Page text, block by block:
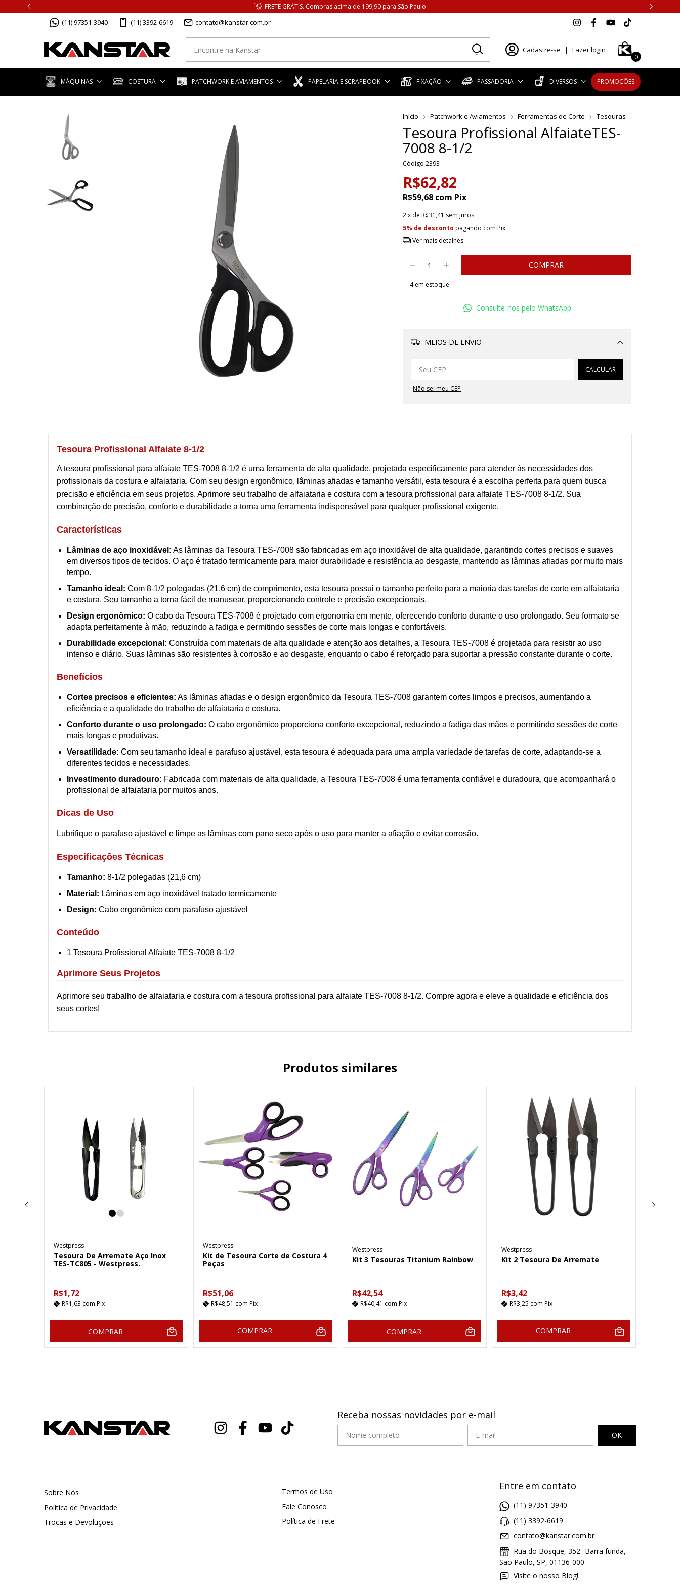
FRETE GRÁTIS. Compras acima de 199,90 para São Paulo
(11) 97351-3940 (11) 3392-6619 contato@kanstar.com.br
Cadastre-se | Fazer login
0
MÁQUINAS COSTURA PATCHWORK E AVIAMENTOS PAPELARIA E SCRAPBOOK FIXAÇÃO PASSADORIA DIVERSOS PROMOÇÕES
Início Patchwork e Aviamentos Ferramentas de Corte Tesouras
Tesoura Profissional AlfaiateTES-
7008 8-1/2
Código 2393
R$62,82
R$59,68 com Pix
2x de R$31,41 sem juros
5% de desconto pagando com Pix
Ver mais detalhes
4em estoque
Consulte-nos pelo WhatsApp
MEIOS DE ENVIO
Alterar CEP
CALCULAR
Não sei meu CEP
Tesoura Profissional Alfaiate 8-1/2
A tesoura profissional para alfaiate TES-7008 8-1/2 é uma ferramenta de alta qualidade, projetada especificamente para atender às necessidades dos
profissionais da costura e alfaiataria. Com seu design ergonômico, lâminas afiadas e tamanho versátil, esta tesoura é a escolha perfeita para quem busca
precisão e eficiência em seus projetos. Aprimore seu trabalho de alfaiataria e costura com a tesoura profissional para alfaiate TES-7008 8-1/2. Sua
combinação de precisão, conforto e durabilidade a torna uma ferramenta indispensável para qualquer profissional exigente.
Características
Lâminas de aço inoxidável: As lâminas da Tesoura TES-7008 são fabricadas em aço inoxidável de alta qualidade, garantindo cortes precisos e suaves
em diversos tipos de tecidos. O aço é tratado termicamente para maior durabilidade e resistência ao desgaste, mantendo as lâminas afiadas por muito mais
tempo.
Tamanho ideal: Com 8-1/2 polegadas (21,6 cm) de comprimento, esta tesoura possui o tamanho perfeito para a maioria das tarefas de corte em alfaiataria
e costura. Seu tamanho a torna fácil de manusear, proporcionando controle e precisão excepcionais.
Design ergonômico: O cabo da Tesoura TES-7008 é projetado com ergonomia em mente, oferecendo conforto durante o uso prolongado. Seu formato se
adapta perfeitamente à mão, reduzindo a fadiga e permitindo sessões de corte mais longas e confortáveis.
Durabilidade excepcional: Construída com materiais de alta qualidade e atenção aos detalhes, a Tesoura TES-7008 é projetada para resistir ao uso
intenso e diário. Suas lâminas são resistentes à corrosão e ao desgaste, enquanto o cabo é reforçado para suportar a pressão constante durante o corte.
Benefícios
Cortes precisos e eficientes: As lâminas afiadas e o design ergonômico da Tesoura TES-7008 garantem cortes limpos e precisos, aumentando a
eficiência e a qualidade do trabalho de alfaiataria e costura.
Conforto durante o uso prolongado: O cabo ergonômico proporciona conforto excepcional, reduzindo a fadiga das mãos e permitindo sessões de corte
mais longas e produtivas.
Versatilidade: Com seu tamanho ideal e parafuso ajustável, esta tesoura é adequada para uma ampla variedade de tarefas de corte, adaptando-se a
diferentes tecidos e necessidades.
Investimento duradouro: Fabricada com materiais de alta qualidade, a Tesoura TES-7008 é uma ferramenta confiável e duradoura, que acompanhará o
profissional de alfaiataria por muitos anos.
Dicas de Uso
Lubrifique o parafuso ajustável e limpe as lâminas com pano seco após o uso para manter a afiação e evitar corrosão.
Especificações Técnicas
Tamanho: 8-1/2 polegadas (21,6 cm)
Material: Lâminas em aço inoxidável tratado termicamente
Design: Cabo ergonômico com parafuso ajustável
Conteúdo
1 Tesoura Profissional Alfaiate TES-7008 8-1/2
Aprimore Seus Projetos
Aprimore seu trabalho de alfaiataria e costura com a tesoura profissional para alfaiate TES-7008 8-1/2. Compre agora e eleve a qualidade e eficiência dos
seus cortes!
Produtos similares
Westpress
Tesoura De Arremate Aço Inox
TES-TC805 - Westpress.
R$1,72
R$1,63 com Pix
COMPRAR
Westpress
Kit de Tesoura Corte de Costura 4
Peças
R$51,06
R$48,51 com Pix
COMPRAR
Westpress
Kit 3 Tesouras Titanium Rainbow
R$42,54
R$40,41 com Pix
COMPRAR
Westpress
Kit 2 Tesoura De Arremate
R$3,42
R$3,25 com Pix
COMPRAR
Receba nossas novidades por e-mail
Sobre Nós
Política de Privacidade
Trocas e Devoluções
Termos de Uso
Fale Conosco
Política de Frete
Entre em contato
(11) 97351-3940
(11) 3392-6619
contato@kanstar.com.br
Rua do Bosque, 352- Barra funda,
São Paulo, SP, 01136-000
Visite o nosso Blog!